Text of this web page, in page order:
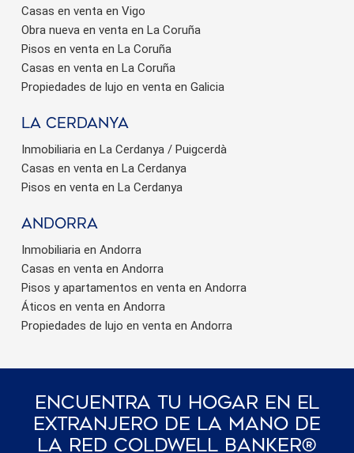
Casas en venta en Vigo
Obra nueva en venta en La Coruña
Pisos en venta en La Coruña
Casas en venta en La Coruña
Propiedades de lujo en venta en Galicia
La Cerdanya
Inmobiliaria en La Cerdanya / Puigcerdà
Casas en venta en La Cerdanya
Pisos en venta en La Cerdanya
Andorra
Inmobiliaria en Andorra
Casas en venta en Andorra
Pisos y apartamentos en venta en Andorra
Áticos en venta en Andorra
Propiedades de lujo en venta en Andorra
Encuentra Tu Hogar En El
Extranjero De La Mano De
La Red Coldwell Banker®